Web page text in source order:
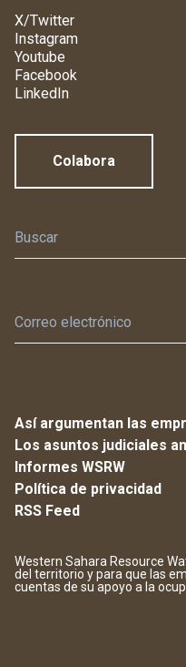
X/Twitter
Instagram
Youtube
Facebook
LinkedIn
Colabora
Así argumentan las
Los asuntos judiciales
Informes WSRW
Política de privacidad
RSS Feed
Western Sahara Resource
del territorio y para que las
cuentas de su apoyo a la